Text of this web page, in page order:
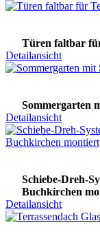
Türen faltbar
Detailansicht
Sommergarten
Detailansicht
Schiebe-Dreh-
Buchkirchen
Detailansicht